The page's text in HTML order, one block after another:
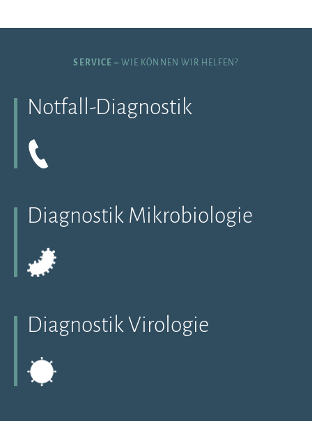
SERVICE – WIE KÖNNEN WIR HELFEN?
Notfall-Diagnostik
Diagnostik Mikrobiologie
Diagnostik Virologie